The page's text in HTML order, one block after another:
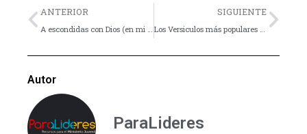
Previo
ANTERIOR SIGUIENTE
Autor
ParaLideres